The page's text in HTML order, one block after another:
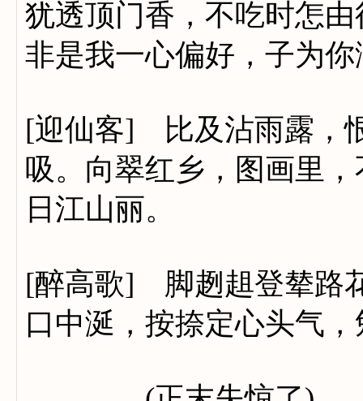
犹透顶门香，不吃时怎
非是我一心偏好，子为
[迎仙客] 比及沾雨露，
吸。向翠红乡，图画里
日江山丽。
[醉高歌] 脚趔趄登辇路
口中涎，按捺定心头气